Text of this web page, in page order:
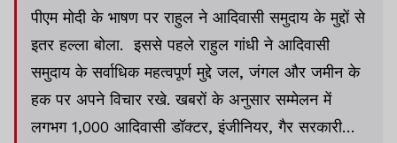
पीएम मोदी के भाषण पर राहुल ने आदिवासी समुदाय के मुद्दों से
इतर हल्ला बोला. इससे पहले राहुल गांधी ने आदिवासी
समुदाय के सर्वाधिक महत्वपूर्ण मुद्दे जल, जंगल और जमीन के
हक पर अपने विचार रखे. खबरों के अनुसार सम्मेलन में
लगभग 1,000 आदिवासी डॉक्टर, इंजीनियर, गैर सरकारी